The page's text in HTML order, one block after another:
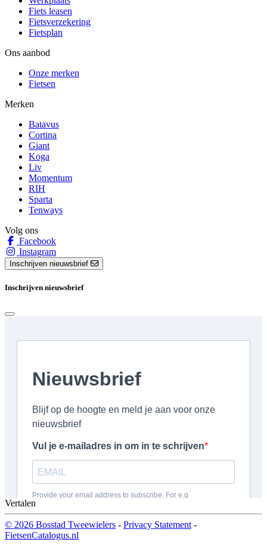
Fiets leasen
Fietsverzekering
Fietsplan
Ons aanbod
Onze merken
Fietsen
Merken
Batavus
Cortina
Giant
Koga
Liv
Momentum
RIH
Sparta
Tenways
Volg ons
Facebook
Instagram
Inschrijven nieuwsbrief
Inschrijven nieuwsbrief
Vertalen
© 2026 Bosstad Tweewielers - Privacy Statement -
FietsenCatalogus.nl